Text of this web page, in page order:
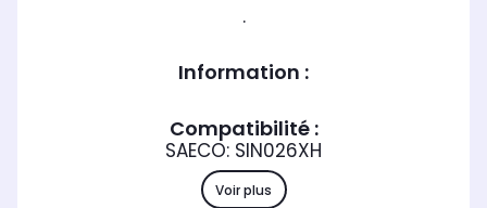
.
Information :
Compatibilité :
SAECO: SIN026XH
Voir plus